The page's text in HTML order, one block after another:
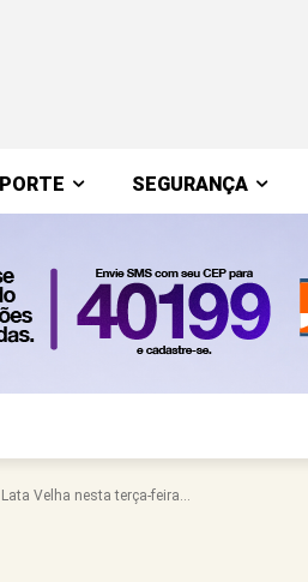
SEGURANÇA
Velha nesta terça-feira...